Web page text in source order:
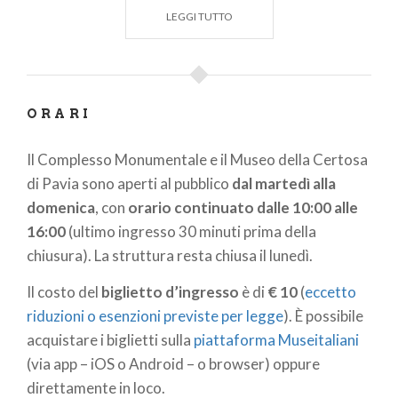
Santi e Profeti. Entrando nella chiesa noterete
Milano, le sue tre navate sono coperte da volte a
Santi e Certosini. Gli
di sinistra.
LaCertosa di Paviaha aperto il suo museo al
pubblico, per la prima volta, nel 1911. Al piano terra
del Museo della Certosa sono esposti circa 200
di altre parti del monastero. Al primo piano si
trovano paramenti, sculture, pale, dipinti su tavola,
altorilievi marmorei ed i ritratti dei Visconti e degli
Sforza.
LEGGI TUTTO
ORARI
Il Complesso Monumentale e il Museo della Certosa
di Pavia sono aperti al pubblico dal martedì alla
domenica, con orario continuato dalle 10:00 alle
16:00(ultimo ingresso 30 minuti prima della
chiusura). La struttura resta chiusa il lunedì.
Il costo del biglietto d’ingresso è di € 10(eccetto
riduzioni o esenzioni previste per legge). È possibile
acquistare i biglietti sulla piattaforma Museitaliani
(via app – iOS o Android – o browser) oppure
direttamente in loco.